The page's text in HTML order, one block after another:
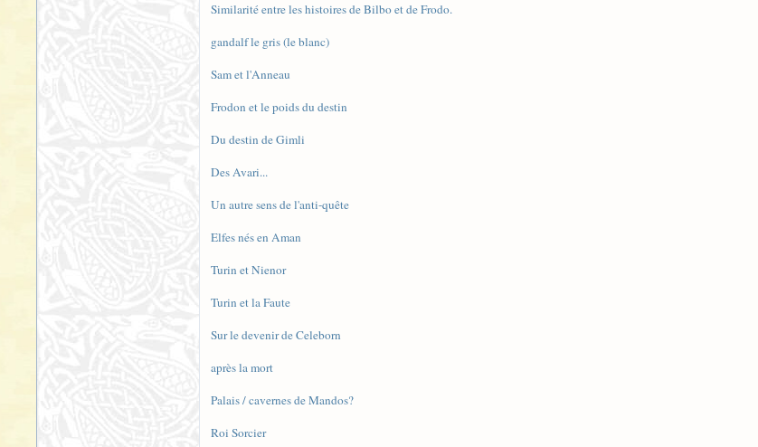
Similarité entre les histoires de Bilbo et de Frodo.
gandalf le gris (le blanc)
Sam et l'Anneau
Frodon et le poids du destin
Du destin de Gimli
Des Avari...
Un autre sens de l'anti-quête
Elfes nés en Aman
Turin et Nienor
Turin et la Faute
Sur le devenir de Celeborn
après la mort
Palais / cavernes de Mandos?
Roi Sorcier